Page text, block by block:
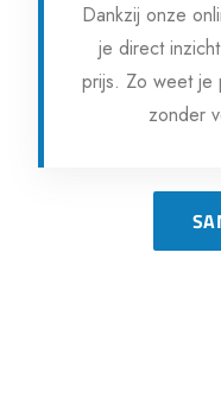
Dankzij onze
je direct
prijs. Zo weet je
zonder